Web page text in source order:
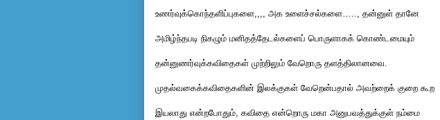
உணர்வுக்கொந்தளிப்புகளை,,,, அக உளைச்சல்களை….., தன்னுள் தானே
அமிழ்ந்தபடி நிகழும் மனிதத்தேடல்களைப் பொருளாகக் கொண்டமையும்
தன்னுணர்வுக்கவிதைகள் முற்றிலும் வேறொரு தளத்திலானவை.
முதல்வகைக்கவிதைகளின் இலக்குகள் வேறென்பதால் அவற்றைக் குறை கூற
இயலாது என்றபோதும், கவிதை என்றொரு மகா அனுபவத்துக்குள் நம்மை